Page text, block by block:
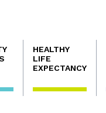
HEALTHY
LIFE
EXPECTANCY